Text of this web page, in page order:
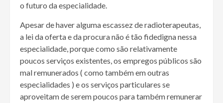
o futuro da especialidade.
Apesar de haver alguma escassez de radioterapeutas,
a lei da oferta e da procura não é tão fidedigna nessa
especialidade, porque como são relativamente
poucos serviços existentes, os empregos públicos são
mal remunerados ( como também em outras
especialidades ) e os serviços particulares se
aproveitam de serem poucos para também remunerar